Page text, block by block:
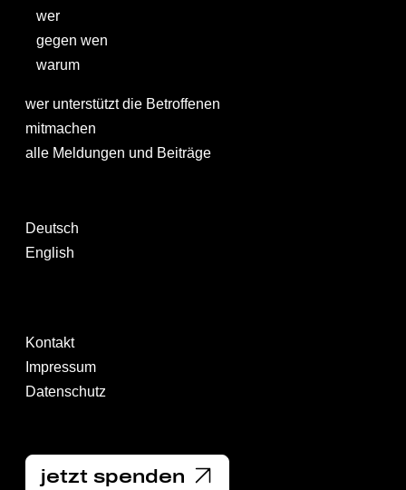
wer
gegen wen
warum
wer unterstützt die Betroffenen
mitmachen
alle Meldungen und Beiträge
Deutsch
English
Kontakt
Impressum
Datenschutz
jetzt spenden